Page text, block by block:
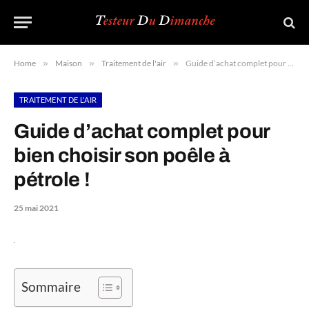
Home » Maison » Traitement de l'air » Guide d’achat complet pour bien choisir son poêle à pétrole !
TRAITEMENT DE L'AIR
Guide d’achat complet pour
bien choisir son poêle à
pétrole !
25 mai 2021
Sommaire